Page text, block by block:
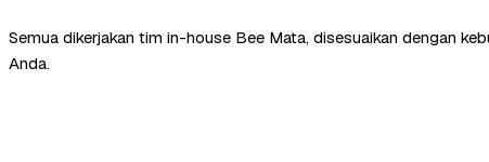
Semua dikerjakan tim in-house Bee Mata, disesuaikan dengan
Anda.